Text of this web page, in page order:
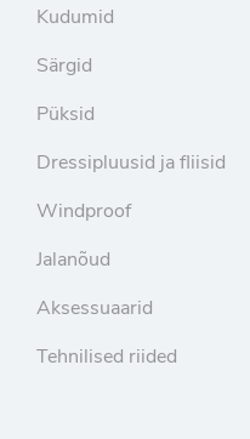
Kudumid
Särgid
Püksid
Dressipluusid ja fliisid
Windproof
Jalanõud
Aksessuaarid
Tehnilised riided